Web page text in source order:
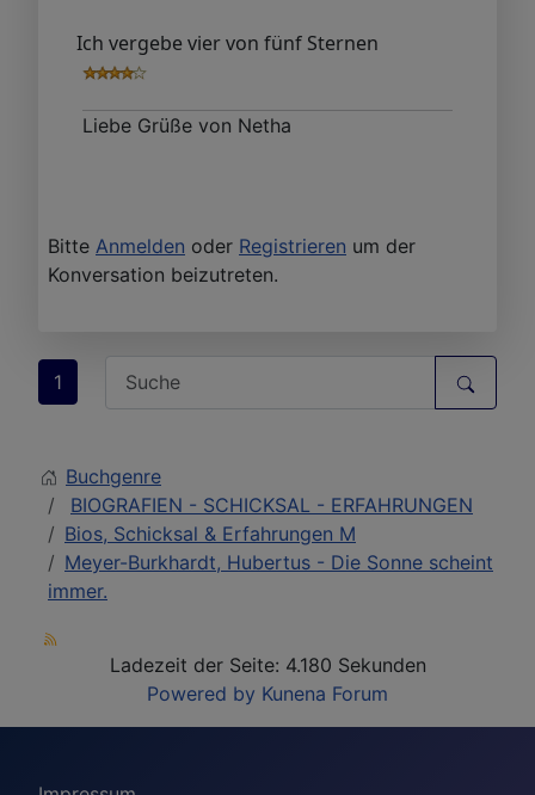
Ich vergebe vier von fünf Sternen
Liebe Grüße von Netha
Bitte Anmelden oder Registrieren um der
Konversation beizutreten.
1
Buchgenre
BIOGRAFIEN - SCHICKSAL - ERFAHRUNGEN
Bios, Schicksal & Erfahrungen M
Meyer-Burkhardt, Hubertus - Die Sonne scheint
immer.
Ladezeit der Seite: 4.180 Sekunden
Powered by Kunena Forum